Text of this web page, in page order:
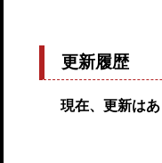
更新履歴
現在、更新は